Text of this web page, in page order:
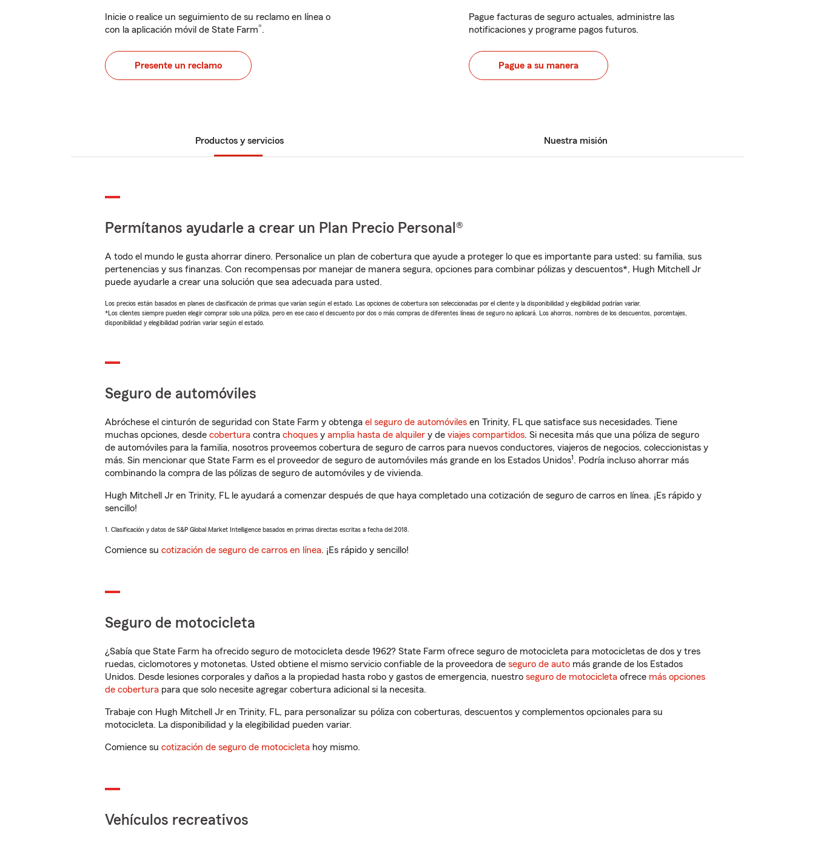
Inicie o realice un seguimiento de su reclamo en línea o
con la aplicación móvil de State Farm®.
Presente un reclamo
Pague facturas de seguro actuales, administre las
notificaciones y programe pagos futuros.
Pague a su manera
Productos y servicios Nuestra misión
Permítanos ayudarle a crear un Plan Precio Personal®
A todo el mundo le gusta ahorrar dinero. Personalice un plan de cobertura que ayude a proteger lo que es importante para usted: su familia, sus
pertenencias y sus finanzas. Con recompensas por manejar de manera segura, opciones para combinar pólizas y descuentos*, Hugh Mitchell Jr
puede ayudarle a crear una solución que sea adecuada para usted.
Los precios están basados en planes de clasificación de primas que varían según el estado. Las opciones de cobertura son seleccionadas por el cliente y la disponibilidad y elegibilidad podrían variar.
*Los clientes siempre pueden elegir comprar solo una póliza, pero en ese caso el descuento por dos o más compras de diferentes líneas de seguro no aplicará. Los ahorros, nombres de los descuentos, porcentajes,
disponibilidad y elegibilidad podrían variar según el estado.
Seguro de automóviles
Abróchese el cinturón de seguridad con State Farm y obtenga el seguro de automóviles en Trinity, FL que satisface sus necesidades. Tiene
muchas opciones, desde cobertura contra choques y amplia hasta de alquiler y de viajes compartidos. Si necesita más que una póliza de seguro
de automóviles para la familia, nosotros proveemos cobertura de seguro de carros para nuevos conductores, viajeros de negocios, coleccionistas y
más. Sin mencionar que State Farm es el proveedor de seguro de automóviles más grande en los Estados Unidos1. Podría incluso ahorrar más
combinando la compra de las pólizas de seguro de automóviles y de vivienda.
Hugh Mitchell Jr en Trinity, FL le ayudará a comenzar después de que haya completado una cotización de seguro de carros en línea. ¡Es rápido y
sencillo!
1. Clasificación y datos de S&P Global Market Intelligence basados en primas directas escritas a fecha del 2018.
Comience su cotización de seguro de carros en línea. ¡Es rápido y sencillo!
Seguro de motocicleta
¿Sabía que State Farm ha ofrecido seguro de motocicleta desde 1962? State Farm ofrece seguro de motocicleta para motocicletas de dos y tres
ruedas, ciclomotores y motonetas. Usted obtiene el mismo servicio confiable de la proveedora de seguro de auto más grande de los Estados
Unidos. Desde lesiones corporales y daños a la propiedad hasta robo y gastos de emergencia, nuestro seguro de motocicleta ofrece más opciones
de cobertura para que solo necesite agregar cobertura adicional si la necesita.
Trabaje con Hugh Mitchell Jr en Trinity, FL, para personalizar su póliza con coberturas, descuentos y complementos opcionales para su
motocicleta. La disponibilidad y la elegibilidad pueden variar.
Comience su cotización de seguro de motocicleta hoy mismo.
Vehículos recreativos